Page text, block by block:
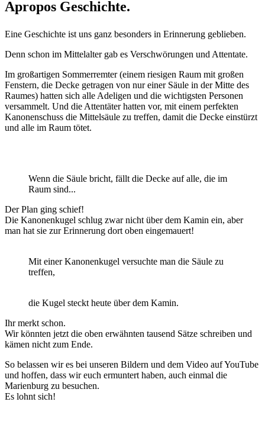
Apropos Geschichte.
Eine Geschichte ist uns ganz besonders in Erinnerung geblieben.
Denn schon im Mittelalter gab es Verschwörungen und Attentate.
Im großartigen Sommerremter (einem riesigen Raum mit großen
Fenstern, die Decke getragen von nur einer Säule in der Mitte des
Raumes) hatten sich alle Adeligen und die wichtigsten Personen
versammelt. Und die Attentäter hatten vor, mit einem perfekten
Kanonenschuss die Mittelsäule zu treffen, damit die Decke einstürzt
und alle im Raum tötet.
Wenn die Säule bricht, fällt die Decke auf alle, die im
Raum sind...
Der Plan ging schief!
Die Kanonenkugel schlug zwar nicht über dem Kamin ein, aber
man hat sie zur Erinnerung dort oben eingemauert!
Mit einer Kanonenkugel versuchte man die Säule zu
treffen,
die Kugel steckt heute über dem Kamin.
Ihr merkt schon.
Wir könnten jetzt die oben erwähnten tausend Sätze schreiben und
kämen nicht zum Ende.
So belassen wir es bei unseren Bildern und dem Video auf YouTube
und hoffen, dass wir euch ermuntert haben, auch einmal die
Marienburg zu besuchen.
Es lohnt sich!